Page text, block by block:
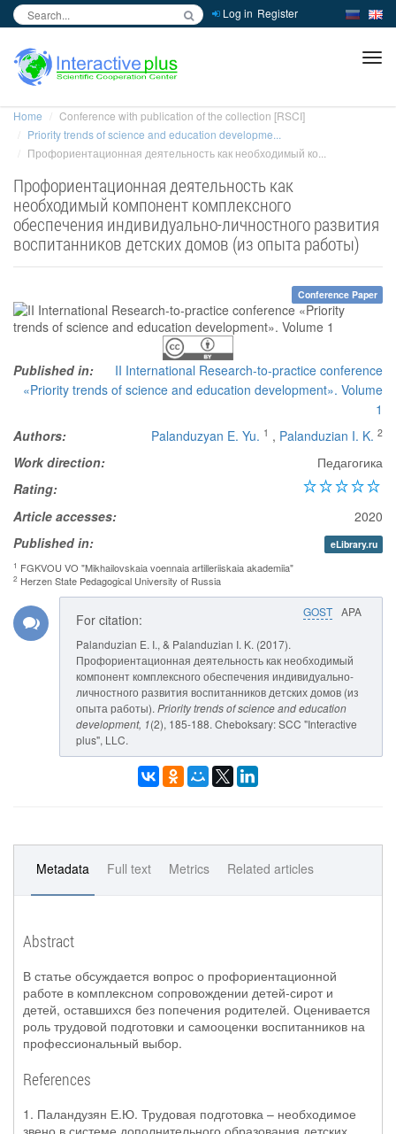
Log in Register
Home
Conference with publication of the collection [RSCI]
Priority trends of science and education developme...
Профориентационная деятельность как необходимый ко...
Профориентационная деятельность как
необходимый компонент комплексного
обеспечения индивидуально-личностного развития
воспитанников детских домов (из опыта работы)
Conference Paper
Published in:
II International Research-to-practice conference
«Priority trends of science and education development». Volume
1
Authors:
Palanduzyan E. Yu. 1 , Palanduzian I. K. 2
Work direction:
Педагогика
Rating:
Article accesses:
2020
Published in:
eLibrary.ru
1 FGKVOU VO "Mikhailovskaia voennaia artilleriiskaia akademiia"
2 Herzen State Pedagogical University of Russia
GOST APA
For citation:
Palanduzian E. I., & Palanduzian I. K. (2017).
Профориентационная деятельность как необходимый
компонент комплексного обеспечения индивидуально-
личностного развития воспитанников детских домов (из
опыта работы). Priority trends of science and education
development, 1(2), 185-188. Cheboksary: SCC "Interactive
plus", LLC.
Metadata Full text Metrics Related articles
Abstract
В статье обсуждается вопрос о профориентационной
работе в комплексном сопровождении детей-сирот и
детей, оставшихся без попечения родителей. Оценивается
роль трудовой подготовки и самооценки воспитанников на
профессиональный выбор.
References
1. Паландузян Е.Ю. Трудовая подготовка – необходимое
звено в системе дополнительного образования детских